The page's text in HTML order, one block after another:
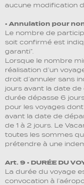
aucune modification
• Annulation pour
Le nombre de
soit confirmé est
garanti”.
Lorsque le nombre
réalisation d’un
droit d’annuler sans
jours avant la date
durée dépasse 6
pour les voyages
avant la date de
de 1 à 2 jours. Le
toutes les sommes
prétendre à une
Art. 9 • DURÉE DU
La durée du voyage
convocation à